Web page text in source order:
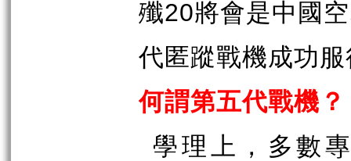
殲20將會是中國
代匿蹤戰機成功
何謂第五代戰機？
學理上，多數